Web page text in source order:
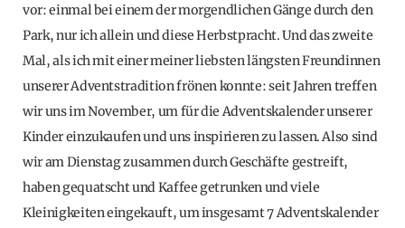
vor: einmal bei einem der morgendlichen Gänge durch den
Park, nur ich allein und diese Herbstpracht. Und das zweite
Mal, als ich mit einer meiner liebsten längsten Freundinnen
unserer Adventstradition frönen konnte: seit Jahren treffen
wir uns im November, um für die Adventskalender unserer
Kinder einzukaufen und uns inspirieren zu lassen. Also sind
wir am Dienstag zusammen durch Geschäfte gestreift,
haben gequatscht und Kaffee getrunken und viele
Kleinigkeiten eingekauft, um insgesamt 7 Adventskalender